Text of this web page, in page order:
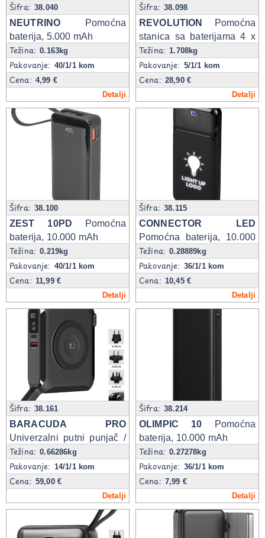
Šifra:38.040
NEUTRINO Pomoćna
baterija, 5.000 mAh
Težina:0.163kg
Pakovanje: 40/1/1 kom
Cena: 4,99 €
Detalji
Šifra:38.098
REVOLUTION
Pomoćna
stanica sa baterijama 4 x
10.000 mAh, 65W, sa
magnetom
Težina: 1.708kg
Pakovanje: 5/1/1 kom
Cena: 28,90 €
Detalji
Šifra:38.100
ZEST 10PD Pomoćna
baterija, 10.000 mAh
Težina:0.219kg
Pakovanje: 40/1/1 kom
Cena: 11,99 €
Detalji
Šifra:38.115
CONNECTOR LED
Pomoćna baterija, 10.000
mAh
Težina:0.28889kg
Pakovanje: 36/1/1 kom
Cena: 10,45 €
Detalji
Šifra:38.161
BARACUDA PRO
Univerzalni putni punjač /
laptop pomoćna baterija,
15.000 mAh, PD 65W, sa
magnetom
Težina:0.66286kg
Pakovanje: 14/1/1 kom
Cena: 59,00 €
Detalji
Šifra:38.214
OLIMPIC 10 Pomoćna
baterija, 10.000 mAh
Težina:0.27278kg
Pakovanje: 36/1/1 kom
Cena: 7,99 €
Detalji